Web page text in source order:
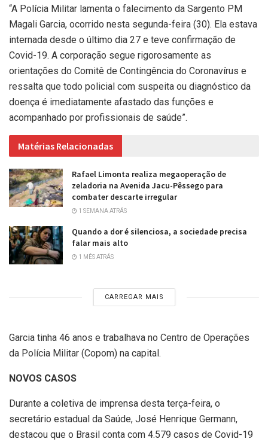
“A Polícia Militar lamenta o falecimento da Sargento PM
Magali Garcia, ocorrido nesta segunda-feira (30). Ela estava
internada desde o último dia 27 e teve confirmação de
Covid-19. A corporação segue rigorosamente as
orientações do Comitê de Contingência do Coronavírus e
ressalta que todo policial com suspeita ou diagnóstico da
doença é imediatamente afastado das funções e
acompanhado por profissionais de saúde”.
Matérias Relacionadas
Rafael Limonta realiza megaoperação de
zeladoria na Avenida Jacu-Pêssego para
combater descarte irregular
1 SEMANA ATRÁS
Quando a dor é silenciosa, a sociedade precisa
falar mais alto
1 MÊS ATRÁS
CARREGAR MAIS
Garcia tinha 46 anos e trabalhava no Centro de Operações
da Polícia Militar (Copom) na capital.
NOVOS CASOS
Durante a coletiva de imprensa desta terça-feira, o
secretário estadual da Saúde, José Henrique Germann,
destacou que o Brasil conta com 4.579 casos de Covid-19